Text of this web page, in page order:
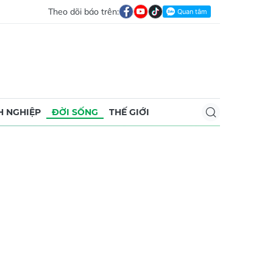
Theo dõi báo trên:
NGHIỆP ĐỜI SỐNG THẾ GIỚI